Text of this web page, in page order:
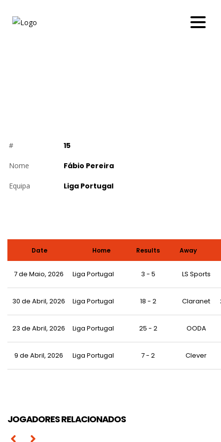
# 15
Nome Fábio Pereira
Equipa Liga Portugal
Date Home Results Away
7 de Maio, 2026 Liga Portugal 3 - 5 LS Sports
30 de Abril, 2026 Liga Portugal 18 - 2 Claranet
23 de Abril, 2026 Liga Portugal 25 - 2 OODA
9 de Abril, 2026 Liga Portugal 7 - 2 Clever
JOGADORES RELACIONADOS
António LopesJoão Pedro Araújo
Leonardo de Brito